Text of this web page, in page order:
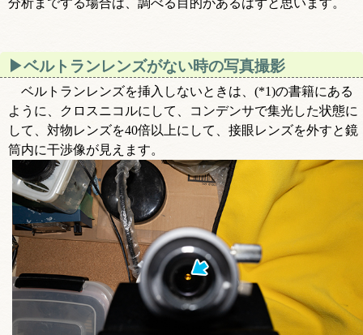
ベルトランレンズがない時の写真撮影
ベルトランレンズを挿入しないときは、(*1)の書籍にある
ように、クロスニコルにして、コンデンサで集光した状態に
して、対物レンズを40倍以上にして、接眼レンズを外すと鏡
筒内に干渉像が見えます。